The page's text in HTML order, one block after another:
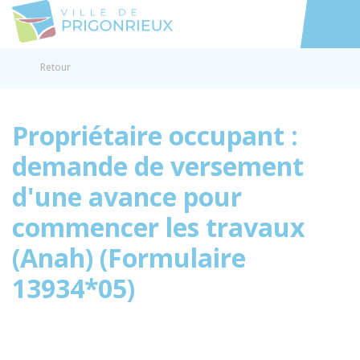
Accéder
Retour
Propriétaire occupant :
demande de versement
d'une avance pour
commencer les travaux
(Anah) (Formulaire
13934*05)